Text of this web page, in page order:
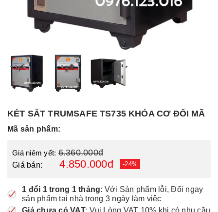
KÉT SẮT TRUMSAFE TS735 KHÓA CƠ ĐỔI MÃ
Mã sản phẩm:
Giá niêm yết:6.360.000đ
Giá bán: 4.850.000đ -24%
1 đổi 1 trong 1 tháng: Với Sản phẩm lỗi, Đổi ngay
sản phẩm tại nhà trong 3 ngày làm việc